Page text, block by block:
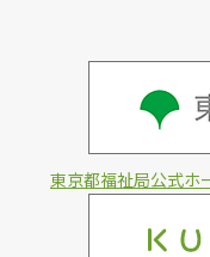
東京都福祉局公式ホ